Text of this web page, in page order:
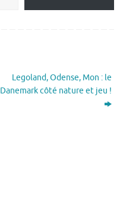
Legoland, Odense, Mon : le
Danemark côté nature et jeu !